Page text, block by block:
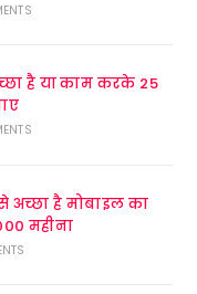
है या काम करके 25
अच्छा है मोबाइल का
महीना